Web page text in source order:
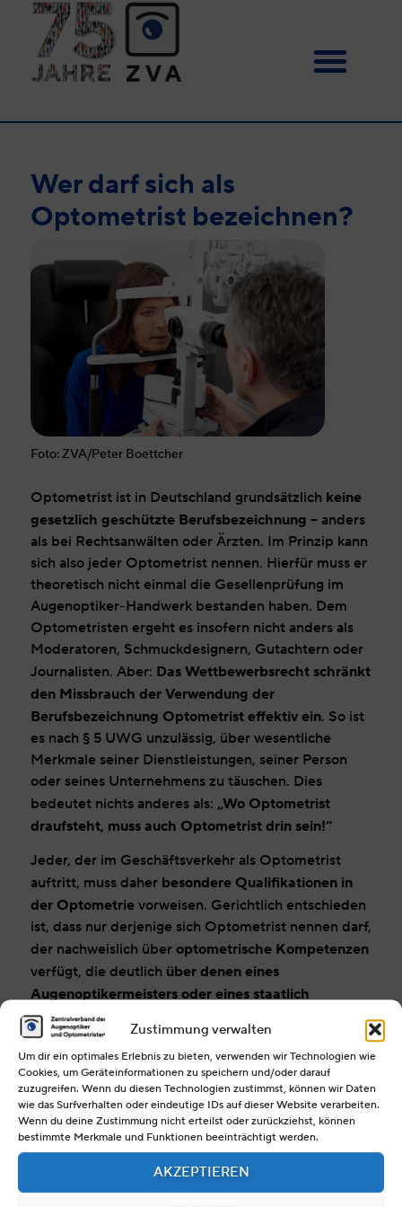
Zustimmung verwalten
Um dir ein optimales Erlebnis zu bieten, verwenden wir Technologien wie
Cookies, um Geräteinformationen zu speichern und/oder darauf
zuzugreifen. Wenn du diesen Technologien zustimmst, können wir Daten
wie das Surfverhalten oder eindeutige IDs auf dieser Website verarbeiten.
Wenn du deine Zustimmung nicht erteilst oder zurückziehst, können
bestimmte Merkmale und Funktionen beeinträchtigt werden.
AKZEPTIEREN
Wer darf sich als
Optometrist bezeichnen?
Foto: ZVA/Peter Boettcher
Optometrist ist in Deutschland grundsätzlich keine
gesetzlich geschützte Berufsbezeichnung – anders
als bei Rechtsanwälten oder Ärzten. Im Prinzip kann
sich also jeder Optometrist nennen. Hierfür muss er
theoretisch nicht einmal die Gesellenprüfung im
Augenoptiker-Handwerk bestanden haben. Dem
Optometristen ergeht es insofern nicht anders als
Moderatoren, Schmuckdesignern, Gutachtern oder
Journalisten. Aber: Das Wettbewerbsrecht schränkt
den Missbrauch der Verwendung der
Berufsbezeichnung Optometrist effektiv ein. So ist
es nach § 5 UWG unzulässig, über wesentliche
Merkmale seiner Dienstleistungen, seiner Person
oder seines Unternehmens zu täuschen. Dies
bedeutet nichts anderes als: „Wo Optometrist
draufsteht, muss auch Optometrist drin sein!“
Jeder, der im Geschäftsverkehr als Optometrist
auftritt, muss daher besondere Qualifikationen in
der Optometrievorweisen. Gerichtlich entschieden
ist, dass nur derjenige sich Optometrist nennen darf,
der nachweislich überoptometrische Kompetenzen
verfügt, die deutlich über denen eines
Augenoptikermeisters oder eines staatlich
geprüften Augenoptikers
einmal klar, wer sich nicht als Optometrist
bezeichnen darf.
All diejenigen Augenoptiker, die über den staatlich
anerkannten AbschlussOptometrist/in (HWK)
verfügen, dürfen sich demnach auch so bezeichnen.
Abschlussprüfungen zur/zum
Optometristen/Optometristin (ZVA)